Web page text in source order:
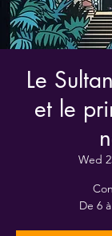
Le
et le
Wed
De 6